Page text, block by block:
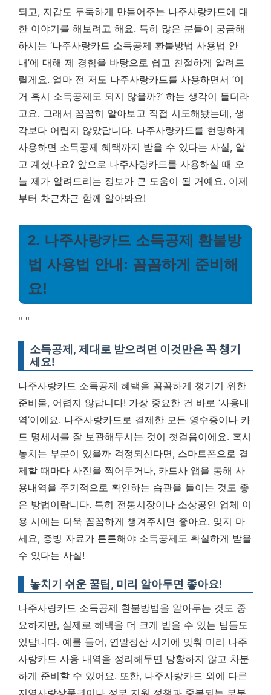
되고, 지갑도 두둑하게 만들어주는 나주사랑카드에 대
한 이야기를 해보려고 해요. 특히 많은 분들이 궁금해
하시는 ‘나주사랑카드 소득공제 환불방법 사용법 안
내’에 대해 제 경험을 바탕으로 쉽고 친절하게 알려드
릴게요. 얼마 전 저도 나주사랑카드를 사용하면서 ‘이
거 혹시 소득공제도 되지 않을까?’ 하는 생각이 들더라
고요. 그래서 꼼꼼히 알아보고 직접 시도해봤는데, 생
각보다 어렵지 않았답니다. 나주사랑카드를 현명하게
사용하면 소득공제 혜택까지 받을 수 있다는 사실, 알
고 계셨나요? 앞으로 나주사랑카드를 사용하실 때 오
늘 제가 알려드리는 정보가 큰 도움이 될 거예요. 이제
부터 차근차근 함께 알아봐요!
2. 나주사랑카드 소득공제 환불방
법 사용법 안내: 꼼꼼하게 준비해
요!
" "
소득공제, 제대로 받으려면 이것만은 꼭 챙기
세요!
나주사랑카드 소득공제 혜택을 꼼꼼하게 챙기기 위한
준비물, 어렵지 않답니다! 가장 중요한 건 바로 ‘사용내
역’이에요. 나주사랑카드로 결제한 모든 영수증이나 카
드 명세서를 잘 보관해두시는 것이 첫걸음이에요. 혹시
놓치는 부분이 있을까 걱정되신다면, 스마트폰으로 결
제할 때마다 사진을 찍어두거나, 카드사 앱을 통해 사
용내역을 주기적으로 확인하는 습관을 들이는 것도 좋
은 방법이랍니다. 특히 전통시장이나 소상공인 업체 이
용 시에는 더욱 꼼꼼하게 챙겨주시면 좋아요. 잊지 마
세요, 증빙 자료가 튼튼해야 소득공제도 확실하게 받을
수 있다는 사실!
놓치기 쉬운 꿀팁, 미리 알아두면 좋아요!
나주사랑카드 소득공제 환불방법을 알아두는 것도 중
요하지만, 실제로 혜택을 더 크게 받을 수 있는 팁들도
있답니다. 예를 들어, 연말정산 시기에 맞춰 미리 나주
사랑카드 사용 내역을 정리해두면 당황하지 않고 차분
하게 준비할 수 있어요. 또한, 나주사랑카드 외에 다른
지역사랑상품권이나 정부 지원 정책과 중복되는 부분